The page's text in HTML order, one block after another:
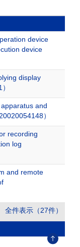
device
device
display
and
）
recording
log
and remote
全件表示（27件）